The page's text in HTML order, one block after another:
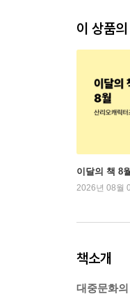
이 상품
이달의 책 8
2026년 08월
책소개
대중문화